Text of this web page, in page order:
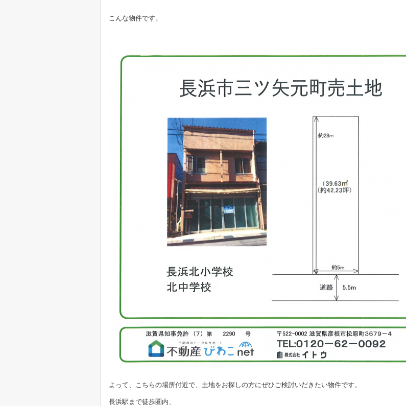
こんな物件です。
よって、こちらの場所付近で、土地をお探しの方にぜひご検討いだきたい物件です。
長浜駅まで徒歩圏内、